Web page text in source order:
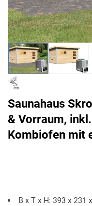
Saunahaus
& Vorraum,
Kombiofen mit
B x T x H: 393 x 231